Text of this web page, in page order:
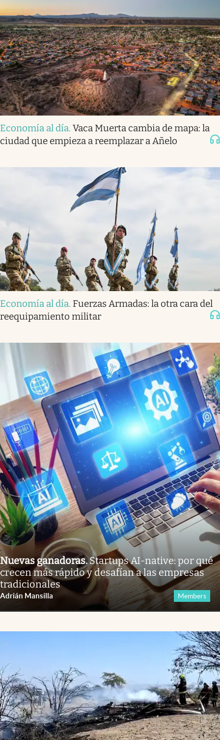
Economía al día. Vaca Muerta cambia de mapa: la
ciudad que empieza a reemplazar a Añelo
Economía al día. Fuerzas Armadas: la otra cara del
reequipamiento militar
Nuevas ganadoras.Startups AI-native: por qué
crecen más rápido y desafían a las empresas
tradicionales
Adrián Mansilla Members